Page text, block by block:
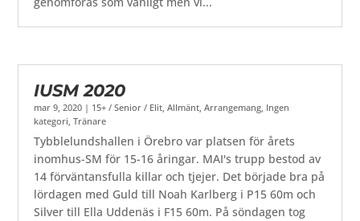
IUSM 2020
mar 9, 2020 | 15+ / Senior / Elit,Allmänt,Arrangemang, Ingen
kategori,Tränare
Tybblelundshallen i Örebro var platsen för årets
inomhus-SM för 15-16 åringar. MAI's trupp bestod av
14 förväntansfulla killar och tjejer. Det började bra på
lördagen med Guld till Noah Karlberg i P15 60m och
Silver till Ella Uddenäs i F15 60m. På söndagen tog